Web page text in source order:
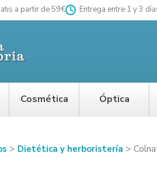
a partir de 59€ Entrega entre 1 y 3
Cosmética Óptica
Dietética y herboristería